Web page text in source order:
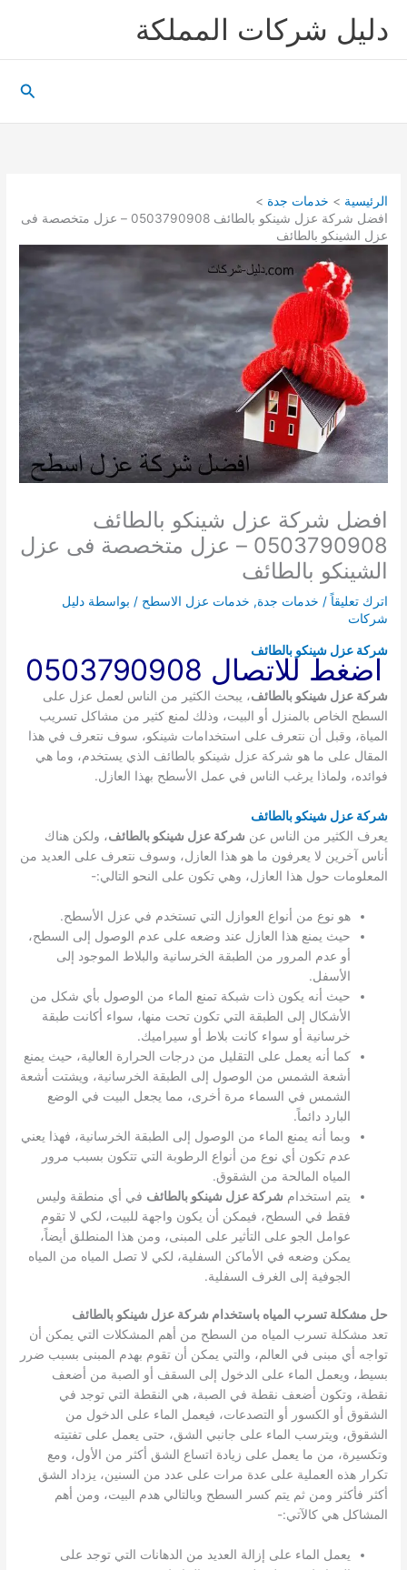
دليل شركات المملكة
الرئيسية
خدمات جدة
افضل شركة عزل شينكو بالطائف 0503790908 – عزل متخصصة فى
عزل الشينكو بالطائف
افضل شركة عزل شينكو بالطائف
0503790908 – عزل متخصصة فى عزل
الشينكو بالطائف
اترك تعليقاً / خدمات جدة, خدمات عزل الاسطح / بواسطة دليل
شركات
شركة عزل شينكو بالطائف
اضغط للاتصال 0503790908
شركة عزل شينكو بالطائف، يبحث الكثير من الناس لعمل عزل على
السطح الخاص بالمنزل أو البيت، وذلك لمنع كثير من مشاكل تسريب
المياة، وقبل أن نتعرف على استخدامات شينكو، سوف نتعرف في هذا
المقال على ما هو شركة عزل شينكو بالطائف الذي يستخدم، وما هي
فوائده، ولماذا يرغب الناس في عمل الأسطح بهذا العازل.
شركة عزل شينكو بالطائف
يعرف الكثير من الناس عن شركة عزل شينكو بالطائف، ولكن هناك
أناس آخرين لا يعرفون ما هو هذا العازل، وسوف نتعرف على العديد من
المعلومات حول هذا العازل، وهي تكون على النحو التالي:-
هو نوع من أنواع العوازل التي تستخدم في عزل الأسطح.
حيث يمنع هذا العازل عند وضعه على عدم الوصول إلى السطح،
أو عدم المرور من الطبقة الخرسانية والبلاط الموجود إلى
الأسفل.
حيث أنه يكون ذات شبكة تمنع الماء من الوصول بأي شكل من
الأشكال إلى الطبقة التي تكون تحت منها، سواء أكانت طبقة
خرسانية أو سواء كانت بلاط أو سيراميك.
كما أنه يعمل على التقليل من درجات الحرارة العالية، حيث يمنع
أشعة الشمس من الوصول إلى الطبقة الخرسانية، ويشتت أشعة
الشمس في السماء مرة أخرى، مما يجعل البيت في الوضع
البارد دائماً.
وبما أنه يمنع الماء من الوصول إلى الطبقة الخرسانية، فهذا يعني
عدم تكون أي نوع من أنواع الرطوبة التي تتكون بسبب مرور
المياه المالحة من الشقوق.
يتم استخدام شركة عزل شينكو بالطائف في أي منطقة وليس
فقط في السطح، فيمكن أن يكون واجهة للبيت، لكي لا تقوم
عوامل الجو على التأثير على المبنى، ومن هذا المنطلق أيضاً،
يمكن وضعه في الأماكن السفلية، لكي لا تصل المياه من المياه
الجوفية إلى الغرف السفلية.
حل مشكلة تسرب المياه باستخدام شركة عزل شينكو بالطائف
تعد مشكلة تسرب المياه من السطح من أهم المشكلات التي يمكن أن
تواجه أي مبنى في العالم، والتي يمكن أن تقوم بهدم المبنى بسبب ضرر
بسيط، ويعمل الماء على الدخول إلى السقف أو الصبة من أضعف
نقطة، وتكون أضعف نقطة في الصبة، هي النقطة التي توجد في
الشقوق أو الكسور أو التصدعات، فيعمل الماء على الدخول من
الشقوق، ويترسب الماء على جانبي الشق، حتى يعمل على تفتيته
وتكسيرة، من ما يعمل على زيادة اتساع الشق أكثر من الأول، ومع
تكرار هذه العملية على عدة مرات على عدد من السنين، يزداد الشق
أكثر فأكثر ومن ثم يتم كسر السطح وبالتالي هدم البيت، ومن أهم
المشاكل هي كالآتي:-
يعمل الماء على إزالة العديد من الدهانات التي توجد على